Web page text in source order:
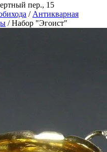
пер., 15
/ Антикварная
/ Набор "Эгоист"